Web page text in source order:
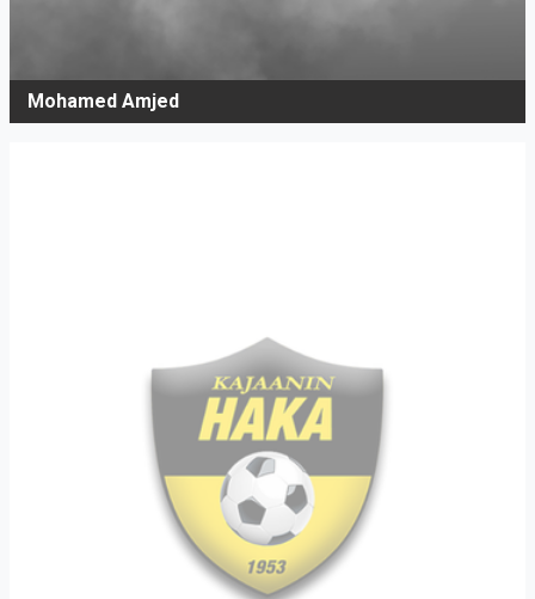
Mohamed Amjed